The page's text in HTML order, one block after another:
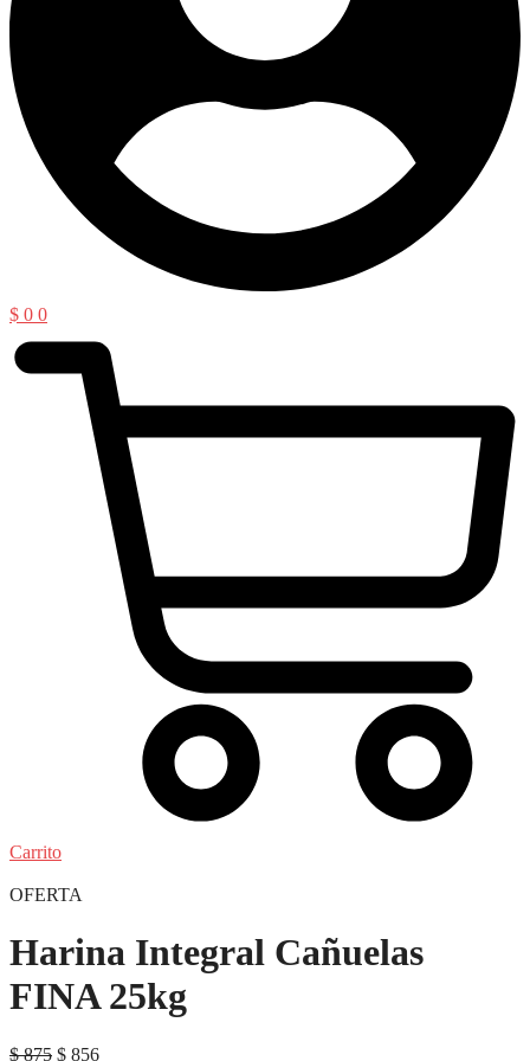
$ 0 0
Carrito
OFERTA
Harina Integral Cañuelas
FINA 25kg
$875 El
$ 856El